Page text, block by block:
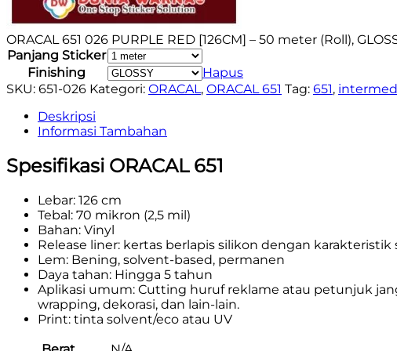
ORACAL 651 026 PURPLE RED [126CM] – 50 meter (Roll),
Panjang Sticker
Finishing
Hapus
SKU: 651-026 Kategori: ORACAL, ORACAL 651 Tag: 651,
Deskripsi
Informasi Tambahan
Spesifikasi ORACAL 651
Lebar: 126 cm
Tebal: 70 mikron (2,5 mil)
Bahan: Vinyl
Release liner: kertas berlapis silikon dengan
Lem: Bening, solvent-based, permanen
Daya tahan: Hingga 5 tahun
Aplikasi umum: Cutting huruf reklame atau petunjuk
wrapping, dekorasi, dan lain-lain.
Print: tinta solvent/eco atau UV